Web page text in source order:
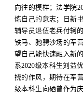
向往的模样；法学院
炼自己的意志；日新
辅导员退伍老兵付轲
铁马、驰骋沙场的军
望自己能快速融入新
系2020级本科生刘益
挠的作风，期待在军
级本科生向硒曾作为